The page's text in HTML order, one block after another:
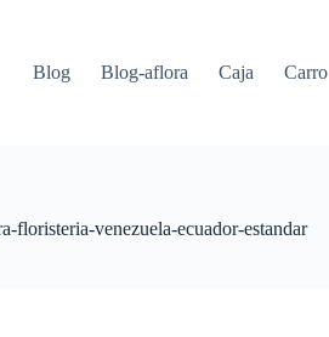
Blog Blog-aflora Caja Carro
floristeria-venezuela-ecuador-estandar